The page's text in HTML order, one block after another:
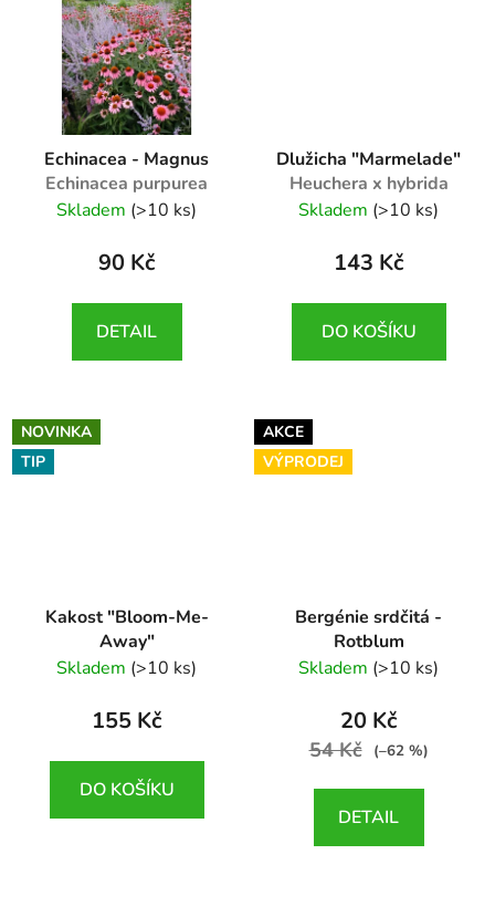
Echinacea - Magnus
Echinacea purpurea
'Magnus'
Skladem (>10 ks)
90 Kč
DETAIL
Dlužicha "Marmelade"
Heuchera x hybrida
"Marmelade"
Skladem (>10 ks)
143 Kč
DO KOŠÍKU
NOVINKA
TIP
Kakost "Bloom-Me-
Away"
Geranium wallichianum
Skladem (>10 ks)
155 Kč
DO KOŠÍKU
AKCE
VÝPRODEJ
Bergénie srdčitá -
Rotblum
Bergenia cordifolia
Skladem (>10 ks)
20 Kč
54 Kč (–62 %)
DETAIL